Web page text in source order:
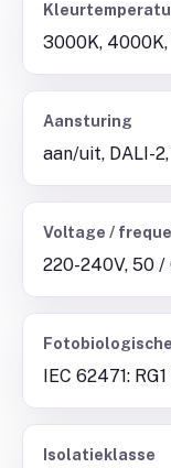
3000K,
Aansturing
aan/uit, DALI-
Voltage /
220-240V, 50 /
IEC 62471:
Isolatieklasse